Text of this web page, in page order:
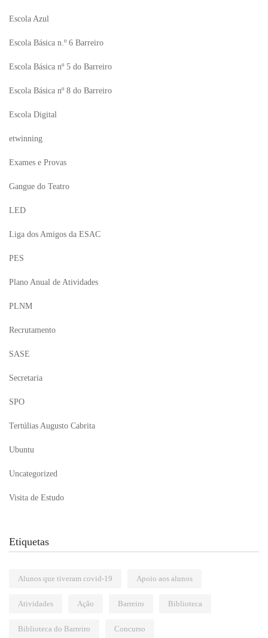
Escola Azul
Escola Básica n.º 6 Barreiro
Escola Básica nº 5 do Barreiro
Escola Básica nº 8 do Barreiro
Escola Digital
etwinning
Exames e Provas
Gangue do Teatro
LED
Liga dos Amigos da ESAC
PES
Plano Anual de Atividades
PLNM
Recrutamento
SASE
Secretaria
SPO
Tertúlias Augusto Cabrita
Ubuntu
Uncategorized
Visita de Estudo
Etiquetas
Alunos que tiveram covid-19 Apoio aos alunos
Atividades Ação Barreiro Biblioteca
Biblioteca do Barreiro Concurso